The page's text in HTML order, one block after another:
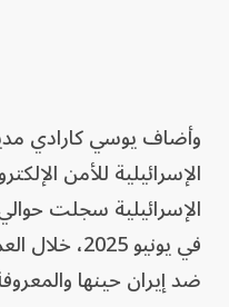
وأضاف يوسي كارادي
الإسرائيلية للأمن
في يونيو
ضد إيران حينها والمعروفة